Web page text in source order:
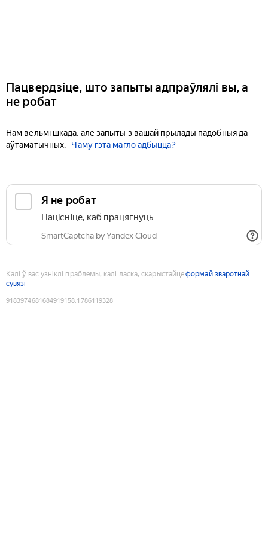
Пацвердзіце, што запыты адпраўлялі вы, а
не робат
Нам вельмі шкада, але запыты з вашай прылады падобныя да
аўтаматычных.
Чаму гэта магло адбыцца?
Я не робат
Націсніце, каб працягнуць
SmartCaptcha by Yandex Cloud
Калі ў вас узніклі праблемы, калі ласка, скарыстайцеформай зваротнай
сувязі
9183974681684919158:1786119328